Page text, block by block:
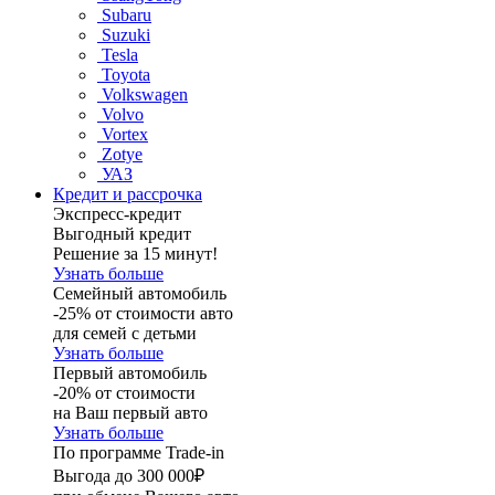
Subaru
Suzuki
Tesla
Toyota
Volkswagen
Volvo
Vortex
Zotye
УАЗ
Кредит и рассрочка
Экспресс-кредит
Выгодный кредит
Решение за 15 минут!
Узнать больше
Семейный автомобиль
-25% от стоимости авто
для семей с детьми
Узнать больше
Первый автомобиль
-20% от стоимости
на Ваш первый авто
Узнать больше
По программе Trade-in
Выгода до 300 000₽